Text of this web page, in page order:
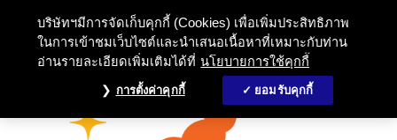
บริษัทฯมีการจัดเก็บคุกกี้ (Cookies) เพื่อเพิ่มประสิทธิภาพ
ในการเข้าชมเว็บไซต์และนำเสนอเนื้อหาที่เหมาะกับท่าน
อ่านรายละเอียดเพิ่มเติมได้ที่ นโยบายการใช้คุกกี้
การตั้งค่าคุกกี้ ยอมรับคุกกี้